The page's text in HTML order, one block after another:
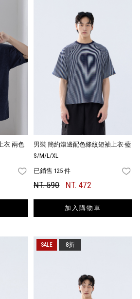
衣 兩色
FAVORITES
男裝 簡約滾邊配色條紋短袖上衣-藍
S/M/L/XL
已銷售 125 件
NT. 590 NT. 472
加入購物車
8折